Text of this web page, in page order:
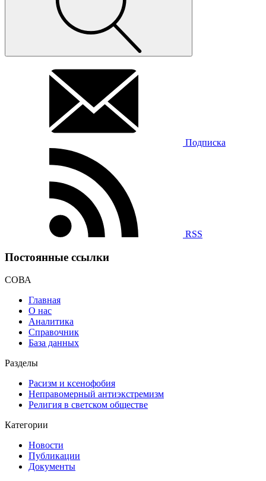
Подписка
RSS
Постоянные ссылки
СОВА
Главная
О нас
Аналитика
Справочник
База данных
Разделы
Расизм и ксенофобия
Неправомерный антиэкстремизм
Религия в светском обществе
Категории
Новости
Публикации
Документы